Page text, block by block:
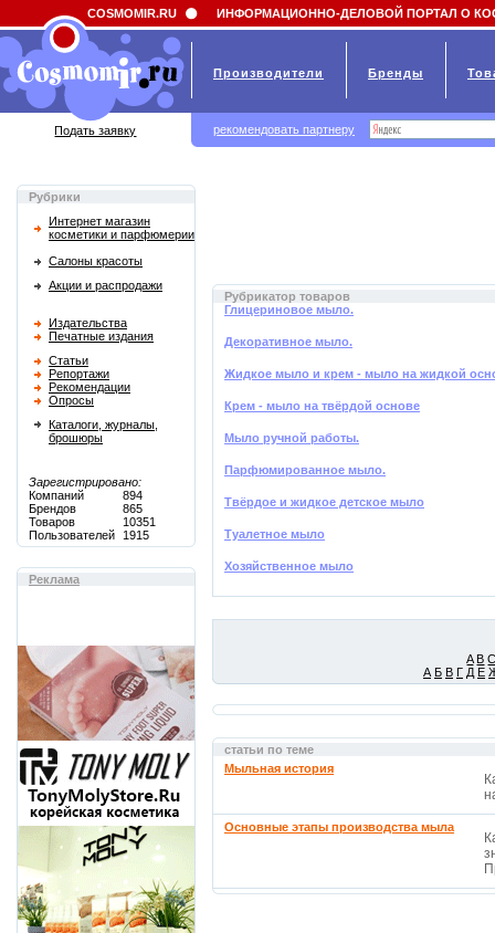
Field 'news_title' doesn't have a default value
Рубрики
Интернет магазин
косметики и парфюмерии
Салоны красоты
Акции и распродажи
Издательства
Печатные издания
Статьи
Репортажи
Рекомендации
Опросы
Каталоги, журналы,
брошюры
Зарегистрировано:
Компаний
894
Брендов
865
Товаров
10351
Пользователей
1915
Реклама
Рубрикатор товаров
Глицериновое мыло.
Декоративное мыло.
Жидкое мыло и крем - мыло на жидкой
Крем - мыло на твёрдой основе
Мыло ручной работы.
Парфюмированное мыло.
Твёрдое и жидкое детское мыло
Туалетное мыло
Хозяйственное мыло
A B
А Б В Г Д Е
статьи по теме
Мыльная история
Основные этапы производства мыла
COSMOMIR.RU ИНФОРМАЦИОННО-ДЕЛОВОЙ ПОРТАЛ О
Производители Бренды
Подать заявку рекомендовать партнеру